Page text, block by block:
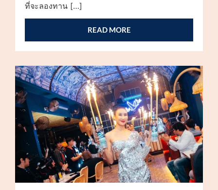
ที่จะลองทาน […]
READ MORE